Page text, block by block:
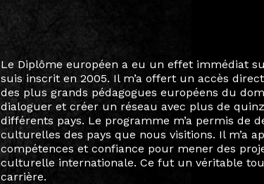
Le destin a voulu que ma vie privée et ma vie
arts soient étroitement liées. Durant mon
Marcel Hicter, j’ai intégré un réseau européen
vibrant, qui s’est étendu bien au-delà de la
quelques mois, j’invitais mes camarades à
allant de Baguio City à Pékin, de Helsinki à
Manille, Tokyo et Varsovie, renforçant ainsi ma
consistant à connecter des artistes à travers les
continents.